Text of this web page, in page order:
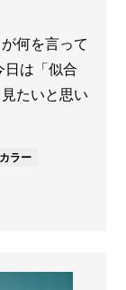
何を言って
日は「似合
たいと思い
ラー